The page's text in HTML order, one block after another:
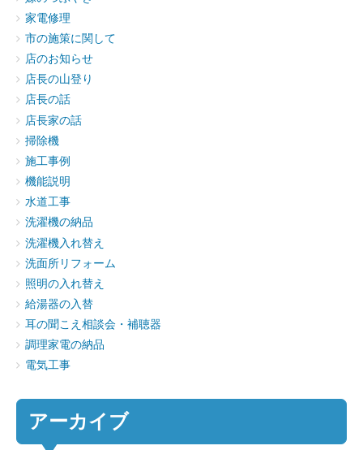
家電修理
市の施策に関して
店のお知らせ
店長の山登り
店長の話
店長家の話
掃除機
施工事例
機能説明
水道工事
洗濯機の納品
洗濯機入れ替え
洗面所リフォーム
照明の入れ替え
給湯器の入替
耳の聞こえ相談会・補聴器
調理家電の納品
電気工事
アーカイブ